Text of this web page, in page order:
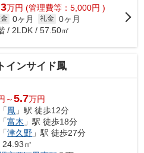
万円 (管理費等：5,000円 )
0ヶ月 礼金 0ヶ月
/ 2LDK / 57.50㎡
インサイド鳳
～5.7万円
「鳳 」駅 徒歩12分
「富木 」駅 徒歩18分
「津久野 」駅 徒歩27分
24.93㎡